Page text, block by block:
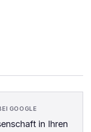
GOOGLE
in Ihren